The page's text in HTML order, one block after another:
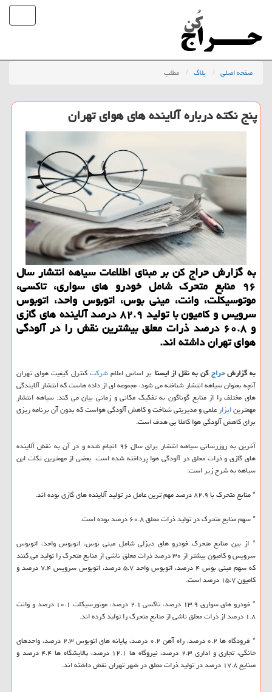
صفحه اصلی بلاگ مطلب
پنج نكته درباره آلاینده های هوای تهران
به گزارش حراج كن بر مبنای اطلاعات سیاهه انتشار سال
۹۶ منابع متحرك شامل خودرو های سواری، تاكسی،
موتوسیكلت، وانت، مینی بوس، اتوبوس واحد، اتوبوس
سرویس و كامیون با تولید ۸۲.۹ درصد آلاینده های گازی
و ۶۰.۸ درصد ذرات معلق بیشترین نقش را در آلودگی
هوای تهران داشته اند.
به گزارشحراجكن به نقل از ایسنا بر اساس اعلامشركتكنترل كیفیت هوای تهران
آنچه بعنوان سیاهه انتشار شناخته می شود، مجموعه ای از داده هاست كه انتشار آلایندگی
های مختلف را از منابع گوناگون به تفكیك مكانی و زمانی بیان می كند. سیاهه انتشار
مهمترینابزارعلمی و مدیریتی شناخت و كاهش آلودگی هواست كه بدون آن برنامه ریزی
برای كاهش آلودگی هوا كاملا بی هدف است.
آخرین به روزرسانی سیاهه انتشار برای سال ۹۶ انجام شده و در آن به نقش آلاینده
های گازی و ذرات معلق در آلودگی هوا پرداخته شده است. بعضی از مهمترین نكات این
سیاهه به شرح زیر است:
* منابع متحرك با ۸۲.۹ درصد مهم ترین عامل در تولید آلاینده های گازی بوده اند.
* سهم منابع متحرك در تولید ذرات معلق ۶۰.۸ درصد بوده است.
* از بین منابع متحرك خودرو های دیزلی شامل مینی بوس، اتوبوس واحد، اتوبوس
سرویس و كامیون بیشتر از ۳۰ درصد ذرات معلق ناشی از منابع متحرك را تولید می كنند
كه سهم مینی بوس ۴ درصد، اتوبوس واحد ۵.۷ درصد، اتوبوس سرویس ۷.۴ درصد و
كامیون ۱۵.۷ درصد است.
* خودرو های سواری ۱۳.۹ درصد، تاكسی ۲.۱ درصد، موتورسیكلت ۱۰.۱ درصد و وانت
۱.۸ درصد از ذرات معلق ناشی از منابع متحرك را تولید كرده اند.
* فرودگاه ها ۰.۲ درصد، راه آهن ۰.۲ درصد، پایانه های اتوبوس ۲.۳ درصد، واحدهای
خانگی، تجاری و اداری ۲.۳ درصد، نیروگاه ها ۱۲.۱ درصد، پالایشگاه ها ۴.۴ درصد و
صنایع ۱۷.۸ درصد در تولید ذرات معلق در شهر تهران نقش داشته اند.